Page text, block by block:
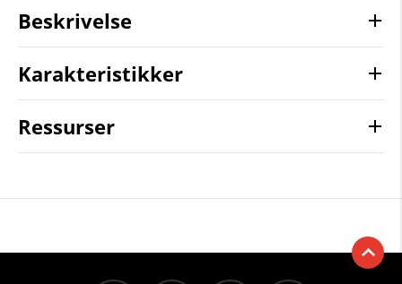
Beskrivelse
Karakteristikker
Ressurser